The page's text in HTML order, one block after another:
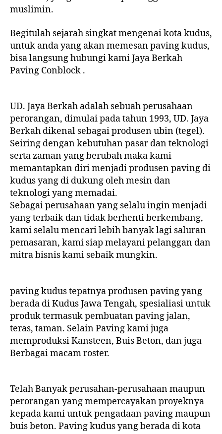
muslimin.
Begitulah sejarah singkat mengenai kota kudus,
untuk anda yang akan memesan paving kudus,
bisa langsung hubungi kami Jaya Berkah
Paving Conblock .
UD. Jaya Berkah adalah sebuah perusahaan
perorangan, dimulai pada tahun 1993, UD. Jaya
Berkah dikenal sebagai produsen ubin (tegel).
Seiring dengan kebutuhan pasar dan teknologi
serta zaman yang berubah maka kami
memantapkan diri menjadi produsen paving di
kudus yang di dukung oleh mesin dan
teknologi yang memadai.
Sebagai perusahaan yang selalu ingin menjadi
yang terbaik dan tidak berhenti berkembang,
kami selalu mencari lebih banyak lagi saluran
pemasaran, kami siap melayani pelanggan dan
mitra bisnis kami sebaik mungkin.
paving kudus tepatnya produsen paving yang
berada di Kudus Jawa Tengah, spesialiasi untuk
produk termasuk pembuatan paving jalan,
teras, taman. Selain Paving kami juga
memproduksi Kansteen, Buis Beton, dan juga
Berbagai macam roster.
Telah Banyak perusahan-perusahaan maupun
perorangan yang mempercayakan proyeknya
kepada kami untuk pengadaan paving maupun
buis beton. Paving kudus yang berada di kota